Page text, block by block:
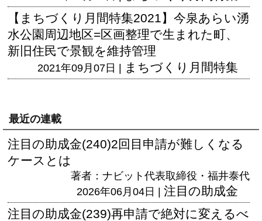
【まちづくり月間特集2021】今泉あらい湧
水公園周辺地区=区画整理で生まれた町、
新旧住民で景観を維持管理
2021年09月07日 | まちづくり月間特集
最近の連載
注目の助成金(240)2回目申請が難しくなる
ケースとは
著者：ナビット代表取締役・福井泰代
2026年06月04日 | 注目の助成金
注目の助成金(239)再申請で絶対に変えるべ